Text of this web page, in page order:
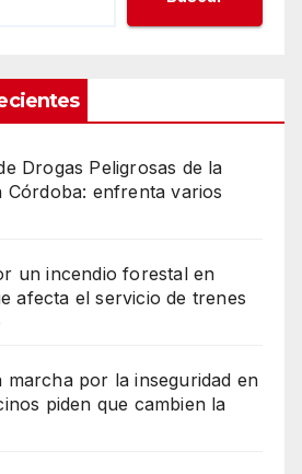
Drogas Peligrosas de la
Córdoba: enfrenta varios
un incendio forestal en
afecta el servicio de trenes
marcha por la inseguridad en
piden que cambien la